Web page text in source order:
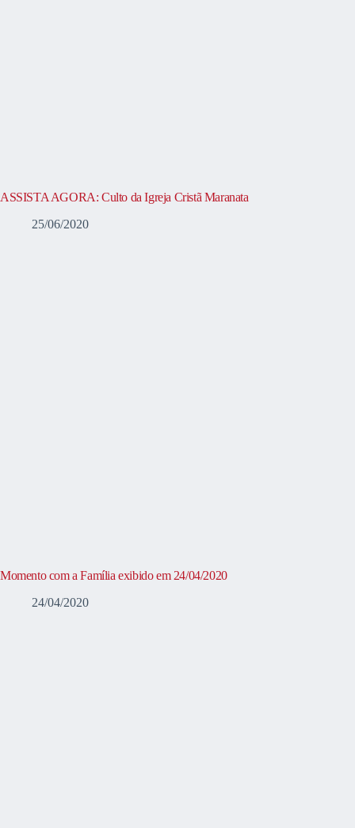
ASSISTA AGORA: Culto da Igreja Cristã Maranata
25/06/2020
Momento com a Família exibido em 24/04/2020
24/04/2020